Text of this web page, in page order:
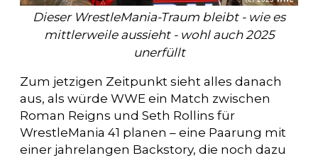
Dieser WrestleMania-Traum bleibt - wie es
mittlerweile aussieht - wohl auch 2025
unerfüllt
Zum jetzigen Zeitpunkt sieht alles danach
aus, als würde WWE ein Match zwischen
Roman Reigns und Seth Rollins für
WrestleMania 41 planen – eine Paarung mit
einer jahrelangen Backstory, die noch dazu